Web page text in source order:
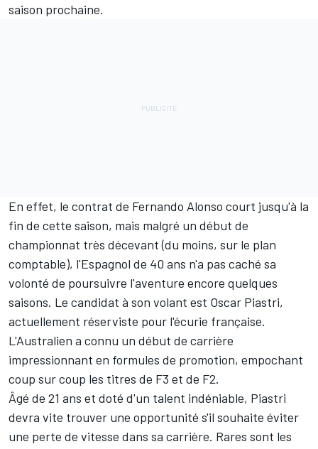
saison prochaine.
En effet, le contrat de Fernando Alonso court jusqu'à la
fin de cette saison, mais malgré un début de
championnat très décevant (du moins, sur le plan
comptable), l'Espagnol de 40 ans n'a pas caché sa
volonté de poursuivre l'aventure encore quelques
saisons. Le candidat à son volant est Oscar Piastri,
actuellement réserviste pour l'écurie française.
L'Australien a connu un début de carrière
impressionnant en formules de promotion, empochant
coup sur coup les titres de F3 et de F2.
Âgé de 21 ans et doté d'un talent indéniable, Piastri
devra vite trouver une opportunité s'il souhaite éviter
une perte de vitesse dans sa carrière. Rares sont les